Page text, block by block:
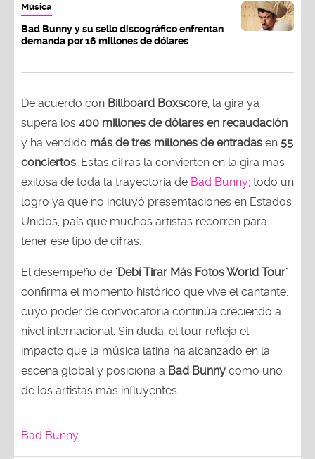
Música
Bad Bunny y su sello discográfico enfrentan
demanda por 16 millones de dólares
De acuerdo con Billboard Boxscore, la gira ya
supera los 400 millones de dólares en recaudación
y ha vendido más de tres millones de entradas en 55
conciertos. Estas cifras la convierten en la gira más
exitosa de toda la trayectoria de Bad Bunny; todo un
logro ya que no incluyó presemtaciones en Estados
Unidos, país que muchos artistas recorren para
tener ese tipo de cifras.
El desempeño de 'Debí Tirar Más Fotos World Tour'
confirma el momento histórico que vive el cantante,
cuyo poder de convocatoria continúa creciendo a
nivel internacional. Sin duda, el tour refleja el
impacto que la música latina ha alcanzado en la
escena global y posiciona a Bad Bunny como uno
de los artistas más influyentes.
Bad Bunny